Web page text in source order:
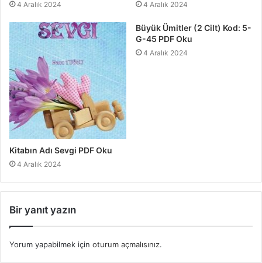
4 Aralık 2024 4 Aralık 2024
Kitabın Adı Sevgi PDF Oku
4 Aralık 2024
Büyük Ümitler (2 Cilt) Kod: 5-
G-45 PDF Oku
4 Aralık 2024
Bir yanıt yazın
Yorum yapabilmek için oturum açmalısınız.